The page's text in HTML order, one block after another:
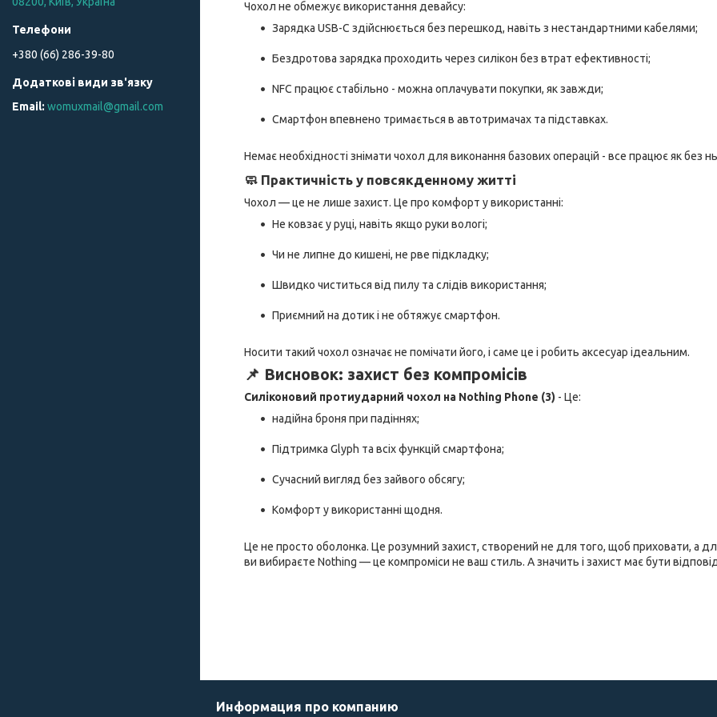
Чохол не обмежує використання девайсу:
Зарядка USB-C здійснюється без перешкод, навіть з нестандартними кабелями;
Бездротова зарядка проходить через силікон без втрат ефективності;
NFC працює стабільно - можна оплачувати покупки, як завжди;
Смартфон впевнено тримається в автотримачах та підставках.
Немає необхідності знімати чохол для виконання базових операцій - все працює як без
🧼 Практичність у повсякденному житті
Чохол — це не лише захист. Це про комфорт у використанні:
Не ковзає у руці, навіть якщо руки вологі;
Чи не липне до кишені, не рве підкладку;
Швидко чиститься від пилу та слідів використання;
Приємний на дотик і не обтяжує смартфон.
Носити такий чохол означає не помічати його, і саме це і робить аксесуар ідеальним.
📌 Висновок: захист без компромісів
Силіконовий протиударний чохол на Nothing Phone (3) - Це:
надійна броня при падіннях;
Підтримка Glyph та всіх функцій смартфона;
Сучасний вигляд без зайвого обсягу;
Комфорт у використанні щодня.
Це не просто оболонка. Це розумний захист, створений не для того, щоб приховати, а
ви вибираєте Nothing — це компроміси не ваш стиль. А значить і захист має бути
+380 (66) 286-39-80
womuxmail@gmail.com
Информация про компанию